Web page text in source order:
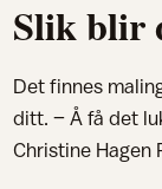
Slik blir
Det finnes
ditt. – Å få det
Christine Hagen